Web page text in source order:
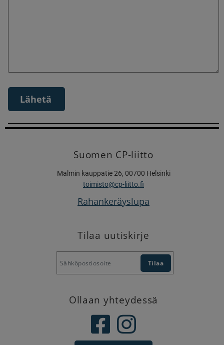
Lähetä
Suomen CP-liitto
Malmin kauppatie 26, 00700 Helsinki
toimisto@cp-liitto.fi
Rahankeräyslupa
Tilaa uutiskirje
Ollaan yhteydessä